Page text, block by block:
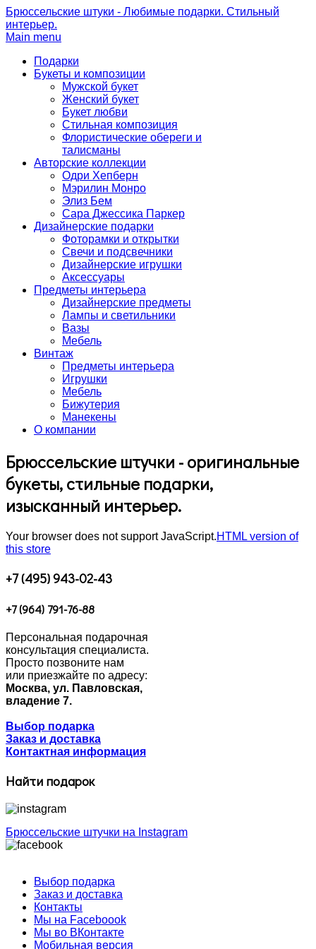
Брюссельские штуки - Любимые подарки. Стильный
интерьер.
Main menu
Подарки
Букеты и композиции
Мужской букет
Женский букет
Букет любви
Стильная композиция
Флористические обереги и
талисманы
Авторские коллекции
Одри Хепберн
Мэрилин Монро
Элиз Бем
Сара Джессика Паркер
Дизайнерские подарки
Фоторамки и открытки
Свечи и подсвечники
Дизайнерские игрушки
Аксессуары
Предметы интерьера
Дизайнерские предметы
Лампы и светильники
Вазы
Мебель
Винтаж
Предметы интерьера
Игрушки
Мебель
Бижутерия
Манекены
О компании
Брюссельские штучки - оригинальные
букеты, стильные подарки,
изысканный интерьер.
Your browser does not support JavaScript.HTML version of
this store
+7 (495) 943-02-43
+7 (964) 791-76-88
Персональная подарочная
консультация специалиста.
Просто позвоните нам
или приезжайте по адресу:
Москва, ул. Павловская,
владение 7.
Выбор подарка
Заказ и доставка
Контактная информация
Найти подарок
Брюссельские штучки на Instagram
Выбор подарка
Заказ и доставка
Контакты
Мы на Faceboook
Мы во ВКонтакте
Мобильная версия